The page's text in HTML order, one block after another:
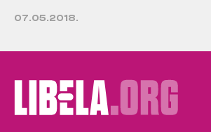
07.05.2018.